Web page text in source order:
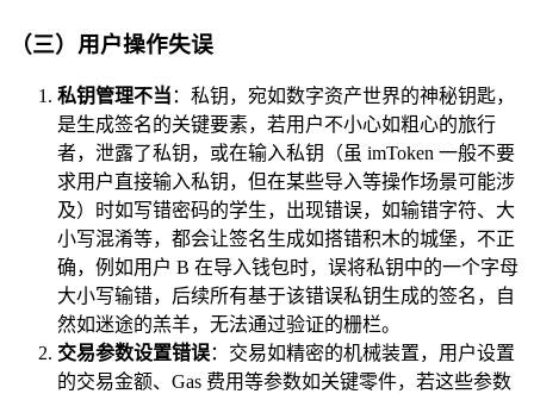
（三）用户操作失误
私钥管理不当 ：私钥，宛如数字资产世界的神秘钥匙，
是生成签名的关键要素，若用户不小心如粗心的旅行
者，泄露了私钥，或在输入私钥（虽 imToken 一般不要
求用户直接输入私钥，但在某些导入等操作场景可能涉
及）时如写错密码的学生，出现错误，如输错字符、大
小写混淆等，都会让签名生成如搭错积木的城堡，不正
确，例如用户 B 在导入钱包时，误将私钥中的一个字母
大小写输错，后续所有基于该错误私钥生成的签名，自
然如迷途的羔羊，无法通过验证的栅栏。
交易参数设置错误：交易如精密的机械装置，用户设置
的交易金额、Gas 费用等参数如关键零件，若这些参数